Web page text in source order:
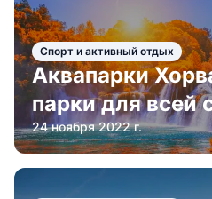
Спорт и активный отдых
Аквапарки
парки для всей
24 ноября 2022 г.